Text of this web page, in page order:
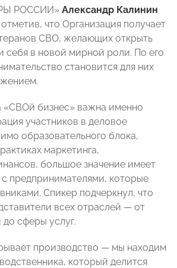
РОССИИ» Александр Калинин
что Организация получает
СВО, желающих открыть
себя в новой мирной роли. По его
становится для них
«СВОй бизнес» важна именно
участников в деловое
образовательного блока,
маркетинга,
большое значение имеет
предпринимателями, которые
Спикер подчеркнул, что
всех отраслей — от
сферы услуг.
производство — мы находим
который делится